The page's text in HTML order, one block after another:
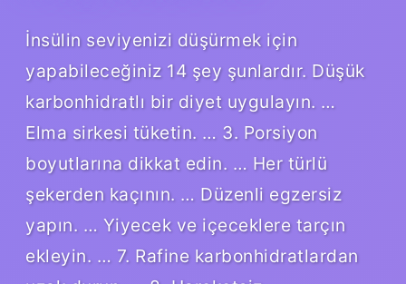
İnsülin seviyenizi düşürmek için
yapabileceğiniz 14 şey şunlardır. Düşük
karbonhidratlı bir diyet uygulayın. …
Elma sirkesi tüketin. … 3. Porsiyon
boyutlarına dikkat edin. … Her türlü
şekerden kaçının. … Düzenli egzersiz
yapın. … Yiyecek ve içeceklere tarçın
ekleyin. … 7. Rafine karbonhidratlardan